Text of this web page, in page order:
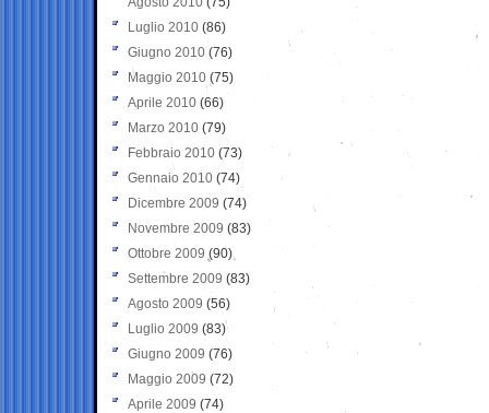
Luglio 2010 (86)
Giugno 2010 (76)
Maggio 2010 (75)
Aprile 2010 (66)
Marzo 2010 (79)
Febbraio 2010 (73)
Gennaio 2010 (74)
Dicembre 2009 (74)
Novembre 2009 (83)
Ottobre 2009 (90)
Settembre 2009 (83)
Agosto 2009 (56)
Luglio 2009 (83)
Giugno 2009 (76)
Maggio 2009 (72)
Aprile 2009 (74)